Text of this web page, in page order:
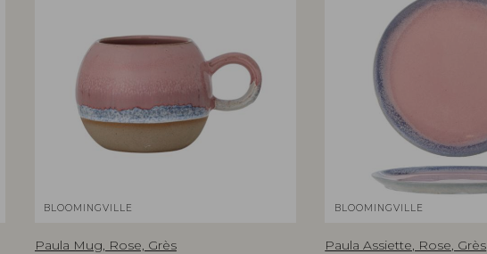
BLOOMINGVILLE
Paula Mug, Rose, Grès
BLOOMINGVILLE
Paula Assiette, Rose, Grès